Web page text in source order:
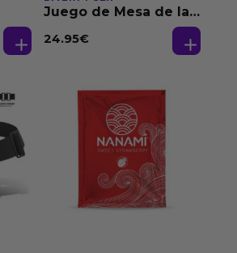
Juego de Mesa de las
24.95€